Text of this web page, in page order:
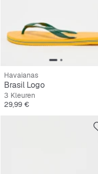
Havaianas
Brasil Logo
3 Kleuren
Prijs
29,99 €